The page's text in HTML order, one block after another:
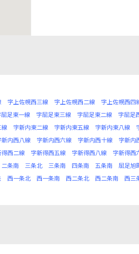
字上佐幌西三線 字上佐幌西二線 字上佐幌西四
足東一線 字屈足東三線 字屈足東二線
字屈足
字新内東二線 字新内東五線 字新内東八線
新内西八線 字新内西六線 字新内西十線 字新内
得西二線 字新得西五線 字新得西八線
字新得西
二条南 三条北 三条南 四条南 五条南 屈足旭
西一条北 西一条南 西二条北 西二条南 西三